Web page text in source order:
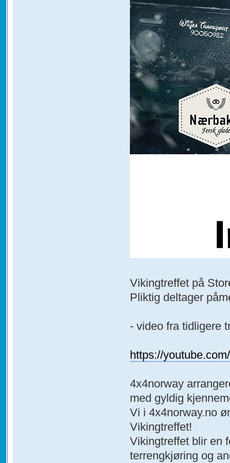
Vikingtreffet på
Pliktig deltager
- video fra tidligere
https://
4x4norway
med gyldig
Vi i 4x4norway.no
Vikingtreffet!
Vikingtreffet blir en
terrengkjøring og